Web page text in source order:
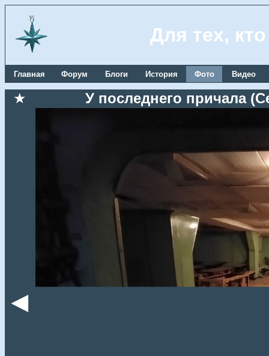
Для тех,
Главная Форум Блоги История Фото Видео
★ У последнего причала
◄